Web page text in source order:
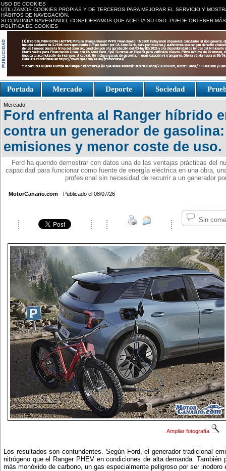
USO DE COOKIES
UTILIZAMOS COOKIES PROPIAS Y DE TERCEROS PARA MEJORAR EL SERVICIO Y
HÁBITOS DE NAVEGACIÓN.
SI CONTINÚA NAVEGANDO, CONSIDERAMOS QUE ACEPTA SU USO. PUEDE OBTENER
POLÍTICA DE COOKIES
Portada Mercado Deporte Sociedad
Fake Watches
replica-
watch.is
Mercado
Ford enfrenta al Ranger híbrido
contra un generador de
emisiones y menor coste de uso.
Ford ha querido demostrar con datos una de las ventajas prácticas del
capacidad para funcionar como fuente de energía eléctrica en una obra,
profesional sin necesidad de recurrir a un generador
MotorCanario.com - Publicado el 08/07/26
Sin
Ampliar fotografía
Los resultados son contundentes. Según Ford, el generador tradicional
nitrógeno que el Ranger PHEV en condiciones de alta demanda.
más monóxido de carbono, un gas especialmente peligroso por ser inodoro